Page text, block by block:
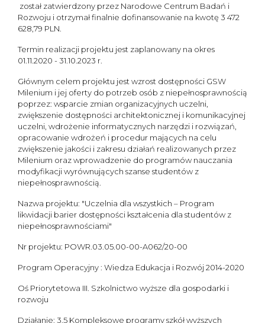
został zatwierdzony przez Narodowe Centrum Badań i
Rozwoju i otrzymał finalnie dofinansowanie na kwotę 3 472
628,79 PLN.
Termin realizacji projektu jest zaplanowany na okres
01.11.2020 - 31.10.2023 r.
Głównym celem projektu jest wzrost dostępności GSW
Milenium i jej oferty do potrzeb osób z niepełnosprawnością
poprzez: wsparcie zmian organizacyjnych uczelni,
zwiększenie dostępności architektonicznej i komunikacyjnej
uczelni, wdrożenie informatycznych narzędzi i rozwiązań,
opracowanie wdrożeń i procedur mających na celu
zwiększenie jakości i zakresu działań realizowanych przez
Milenium oraz wprowadzenie do programów nauczania
modyfikacji wyrównujących szanse studentów z
niepełnosprawnością.
Nazwa projektu: "Uczelnia dla wszystkich – Program
likwidacji barier dostępności kształcenia dla studentów z
niepełnosprawnościami"
Nr projektu: POWR.03.05.00-00-A062/20-00
Program Operacyjny : Wiedza Edukacja i Rozwój 2014-2020
Oś Priorytetowa III. Szkolnictwo wyższe dla gospodarki i
rozwoju
Działanie: 3.5 Kompleksowe programy szkół wyższych